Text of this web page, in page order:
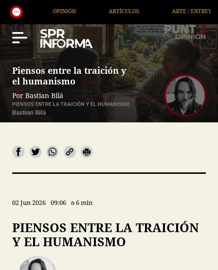
OPINIÓN ARTÍCULOS ARTE / ENTRETENIMIENTO
Piensos entre la traición y
el humanismo
Por Bastian Bilá
02 Jun 2026 09:06 6 min
PIENSOS ENTRE LA TRAICIÓN
Y EL HUMANISMO